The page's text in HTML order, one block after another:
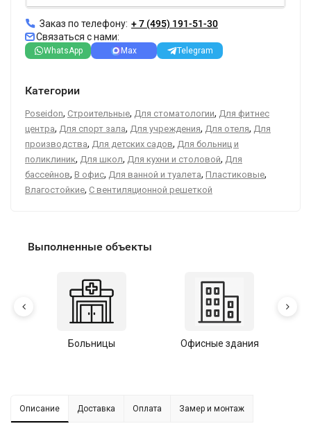
Заказ по телефону: + 7 (495) 191-51-30
Связаться с нами:
WhatsApp Max Telegram
Категории
Poseidon, Строительные, Для стоматологии, Для фитнес
центра, Для спорт зала, Для учреждения, Для отеля, Для
производства, Для детских садов, Для больниц и
поликлиник, Для школ, Для кухни и столовой, Для
бассейнов, В офис, Для ванной и туалета, Пластиковые,
Влагостойкие, С вентиляционной решеткой
Выполненные объекты
Больницы Офисные здания
Описание Доставка Оплата Замер и монтаж